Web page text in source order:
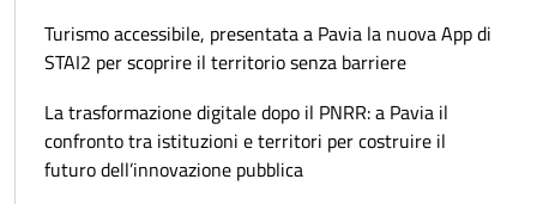
Turismo accessibile, presentata a Pavia la nuova App di
STAI2 per scoprire il territorio senza barriere
La trasformazione digitale dopo il PNRR: a Pavia il
confronto tra istituzioni e territori per costruire il
futuro dell’innovazione pubblica